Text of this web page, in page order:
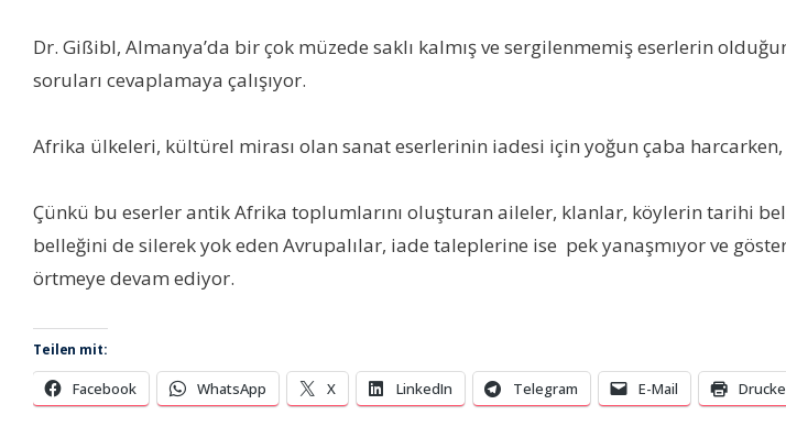
Dr. Gißibl, Almanya’da bir çok müzede saklı kalmış ve sergilenmemiş eserlerin
soruları cevaplamaya çalışıyor.
Afrika ülkeleri, kültürel mirası olan sanat eserlerinin iadesi için yoğun çaba
Çünkü bu eserler antik Afrika toplumlarını oluşturan aileler, klanlar, köylerin tarihi
belleğini de silerek yok eden Avrupalılar, iade taleplerine ise pek yanaşmıyor ve
örtmeye devam ediyor.
Teilen mit:
Facebook WhatsApp X LinkedIn Telegram E-Mail